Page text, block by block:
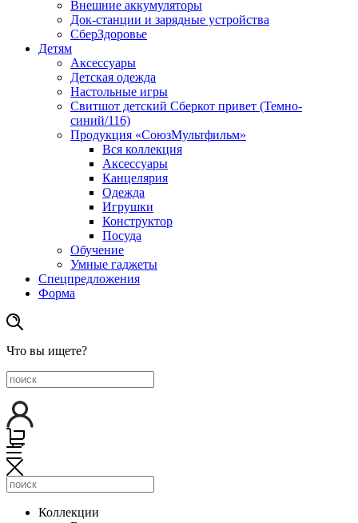
Внешние аккумуляторы
Док-станции и зарядные устройства
СберЗдоровье
Детям
Аксессуары
Детская одежда
Настольные игры
Свитшот детский Сберкот привет (Темно-
синий/116)
Продукция «СоюзМультфильм»
Вся коллекция
Аксессуары
Канцелярия
Одежда
Игрушки
Конструктор
Посуда
Обучение
Умные гаджеты
Спецпредложения
Форма
Что вы ищете?
Коллекции